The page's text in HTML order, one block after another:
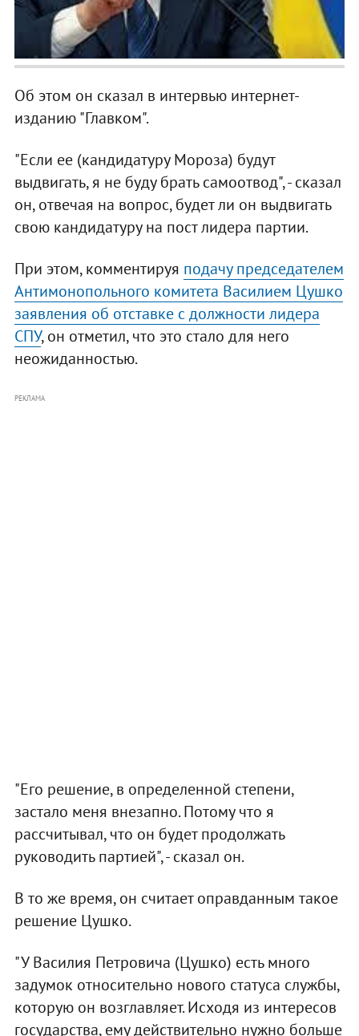
Об этом он сказал в интервью интернет-
изданию "Главком".
"Если ее (кандидатуру Мороза) будут
выдвигать, я не буду брать самоотвод", - сказал
он, отвечая на вопрос, будет ли он выдвигать
свою кандидатуру на пост лидера партии.
При этом, комментируя подачу председателем
Антимонопольного комитета Василием Цушко
заявления об отставке с должности лидера
СПУ, он отметил, что это стало для него
неожиданностью.
РЕКЛАМА
"Его решение, в определенной степени,
застало меня внезапно. Потому что я
рассчитывал, что он будет продолжать
руководить партией", - сказал он.
В то же время, он считает оправданным такое
решение Цушко.
"У Василия Петровича (Цушко) есть много
задумок относительно нового статуса службы,
которую он возглавляет. Исходя из интересов
государства, ему действительно нужно больше